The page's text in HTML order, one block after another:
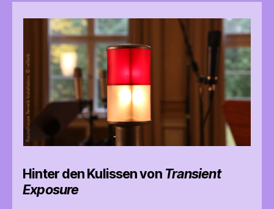
Hinter den Kulissen von Transient
Exposure